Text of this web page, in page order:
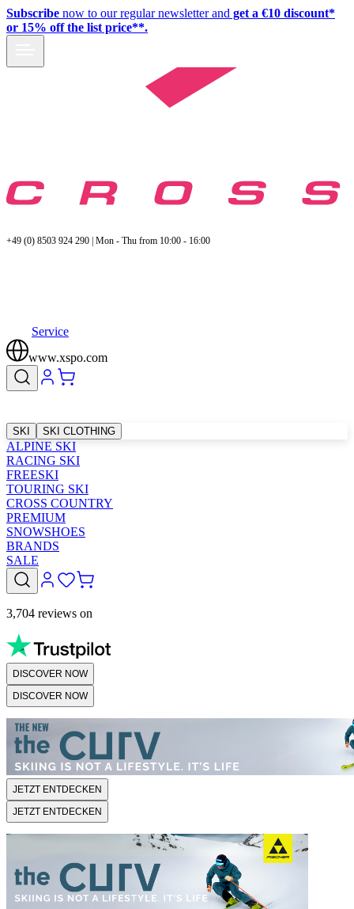
Subscribe now to our regular newsletter and get a €10 discount*
or 15% off the list price**.
+49 (0) 8503 924 290 | Mon - Thu from 10:00 - 16:00
Service
www.xspo.com
SKI SKI CLOTHING
ALPINE SKI
RACING SKI
FREESKI
TOURING SKI
CROSS COUNTRY
PREMIUM
SNOWSHOES
BRANDS
SALE
3,704 reviews on
DISCOVER NOW
DISCOVER NOW
JETZT ENTDECKEN
JETZT ENTDECKEN